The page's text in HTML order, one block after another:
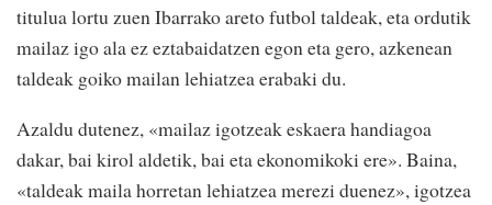
titulua lortu zuen Ibarrako areto futbol taldeak, eta ordutik
mailaz igo ala ez eztabaidatzen egon eta gero, azkenean
taldeak goiko mailan lehiatzea erabaki du.
Azaldu dutenez, «mailaz igotzeak eskaera handiagoa
dakar, bai kirol aldetik, bai eta ekonomikoki ere». Baina,
«taldeak maila horretan lehiatzea merezi duenez», igotzea